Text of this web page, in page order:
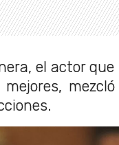
el actor que
mejores,